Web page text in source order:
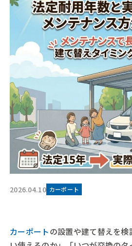
2026.04.10 カーポート
カーポートの設置や建て替えを